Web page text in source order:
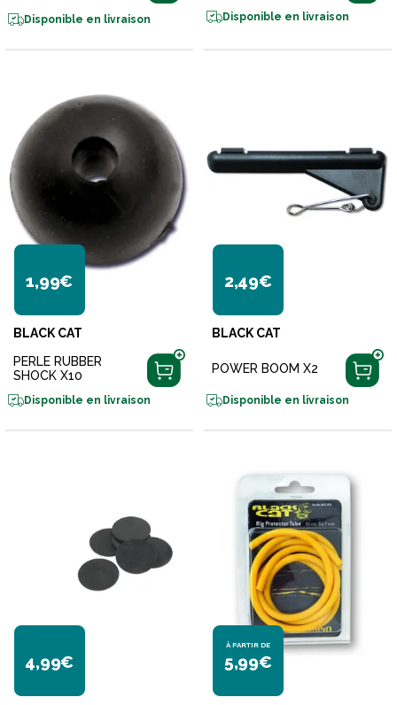
Disponible en livraison Disponible en livraison
1,99€
BLACK CAT
PERLE RUBBER
SHOCK X10
Disponible en livraison
2,49€
BLACK CAT
POWER BOOM X2
Disponible en livraison
4,99€
À PARTIR DE
5,99€